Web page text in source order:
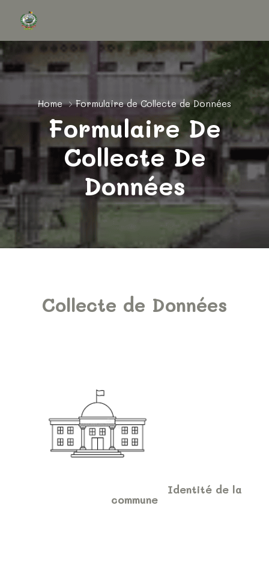
Home Formulaire de Collecte de Données
Formulaire De
Collecte De
Données
Collecte de Données
Identité de la
commune